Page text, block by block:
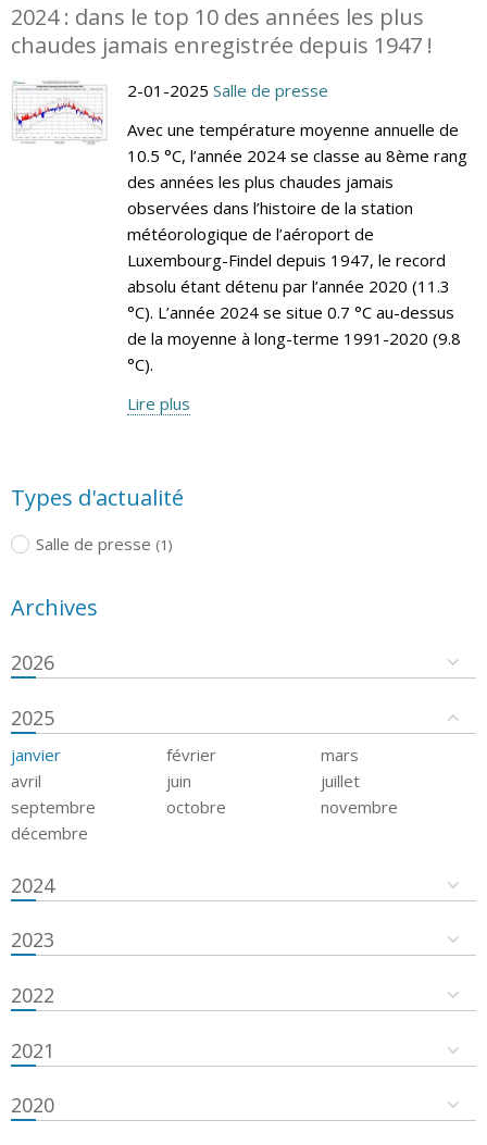
2024 : dans le top 10 des années les plus
chaudes jamais enregistrée depuis 1947 !
2-01-2025 Salle de presse
Avec une température moyenne annuelle de
10.5 °C, l’année 2024 se classe au 8ème rang
des années les plus chaudes jamais
observées dans l’histoire de la station
météorologique de l’aéroport de
Luxembourg-Findel depuis 1947, le record
absolu étant détenu par l’année 2020 (11.3
°C). L’année 2024 se situe 0.7 °C au-dessus
de la moyenne à long-terme 1991-2020 (9.8
°C).
Lire plus
Types d'actualité
Salle de presse (1)
Archives
2026
2025
janvier février
mars
avril
juin
juillet
septembre
octobre
novembre
décembre
2024
2023
2022
2021
2020